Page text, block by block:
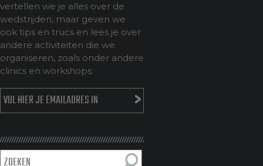
vertellen we je alles over de
wedstrijden, maar geven we
ook tips en trucs en lees je over
andere activiteiten die we
organiseren, zoals onder andere
clinics en workshops.